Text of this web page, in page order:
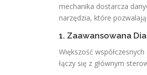
mechanika dostarcza
narzędzia, które
1. Zaawansowana
Większość
łączy się z głównym